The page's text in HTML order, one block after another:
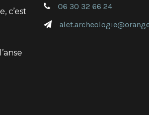
c’est
06 30 32 66 24